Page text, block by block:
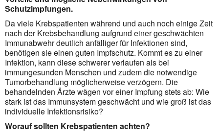
Schutzimpfungen.
Da viele Krebspatienten während und auch noch einige Zeit
nach der Krebsbehandlung aufgrund einer geschwächten
Immunabwehr deutlich anfälliger für Infektionen sind,
benötigen sie einen guten Impfschutz. Kommt es zu einer
Infektion, kann diese schwerer verlaufen als bei
immungesunden Menschen und zudem die notwendige
Tumorbehandlung möglicherweise verzögern. Die
behandelnden Ärzte wägen vor einer Impfung stets ab: Wie
stark ist das Immunsystem geschwächt und wie groß ist das
individuelle Infektionsrisiko?
Worauf sollten Krebspatienten achten?